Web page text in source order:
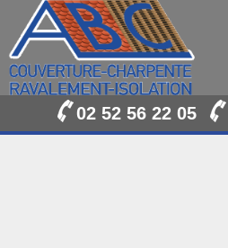
02 52 56 22 05